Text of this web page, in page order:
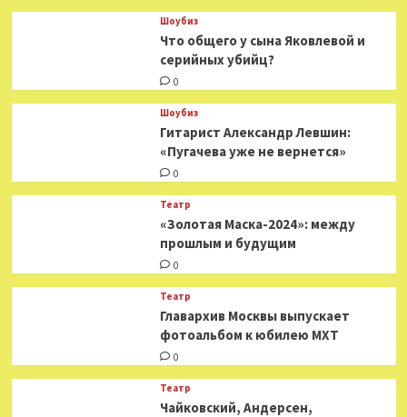
Шоубиз
Что общего у сына Яковлевой и
серийных убийц?
0
Шоубиз
Гитарист Александр Левшин:
«Пугачева уже не вернется»
0
Театр
«Золотая Маска-2024»: между
прошлым и будущим
0
Театр
​​Главархив Москвы выпускает
фотоальбом к юбилею МХТ
0
Театр
​​Чайковский, Андерсен,